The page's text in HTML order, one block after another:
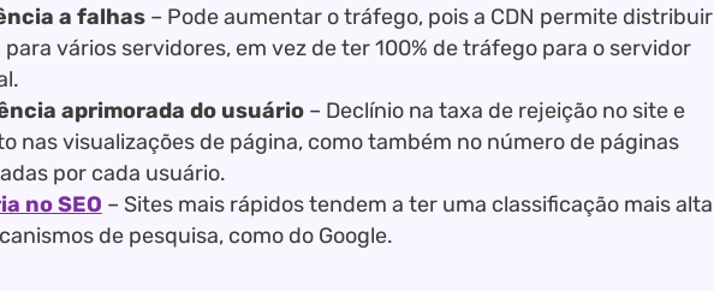
a falhas– Pode aumentar o tráfego, pois a CDN permite distribuir
para vários servidores, em vez de ter 100% de tráfego para o servidor
aprimorada do usuário– Declínio na taxa de rejeição no site e
nas visualizações de página, como também no número de páginas
por cada usuário.
no SEO – Sites mais rápidos tendem a ter uma classificação mais alta
de pesquisa, como do Google.